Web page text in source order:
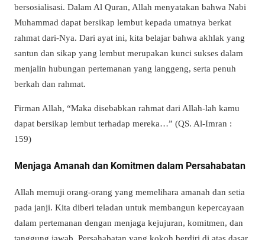
bersosialisasi. Dalam Al Quran, Allah menyatakan bahwa Nabi
Muhammad dapat bersikap lembut kepada umatnya berkat
rahmat dari-Nya. Dari ayat ini, kita belajar bahwa akhlak yang
santun dan sikap yang lembut merupakan kunci sukses dalam
menjalin hubungan pertemanan yang langgeng, serta penuh
berkah dan rahmat.
Firman Allah, “Maka disebabkan rahmat dari Allah-lah kamu
dapat bersikap lembut terhadap mereka…” (QS. Al-Imran :
159)
Menjaga Amanah dan Komitmen dalam Persahabatan
Allah memuji orang-orang yang memelihara amanah dan setia
pada janji. Kita diberi teladan untuk membangun kepercayaan
dalam pertemanan dengan menjaga kejujuran, komitmen, dan